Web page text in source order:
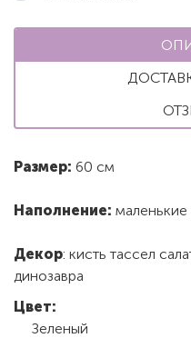
Размер: 60 см
Наполнение:
Декор: кисть тассел
динозавра
Цвет:
Зеленый